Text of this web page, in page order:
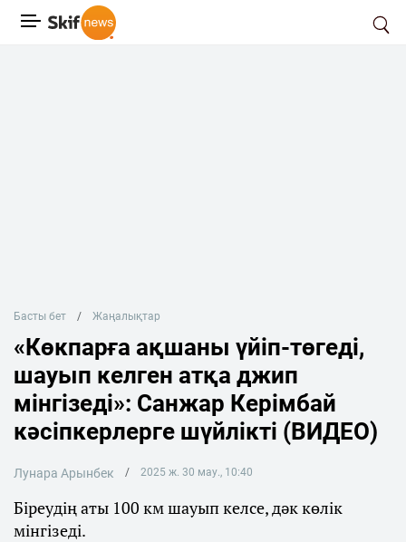
Басты бет Жаңалықтар
«Көкпарға ақшаны үйіп-төгеді,
шауып келген атқа джип
мінгізеді»: Санжар Керімбай
кәсіпкерлерге шүйлікті (ВИДЕО)
Лунара Арынбек 2025 ж. 30 мау., 10:40
Біреудің аты 100 км шауып келсе, дәк көлік
мінгізеді.